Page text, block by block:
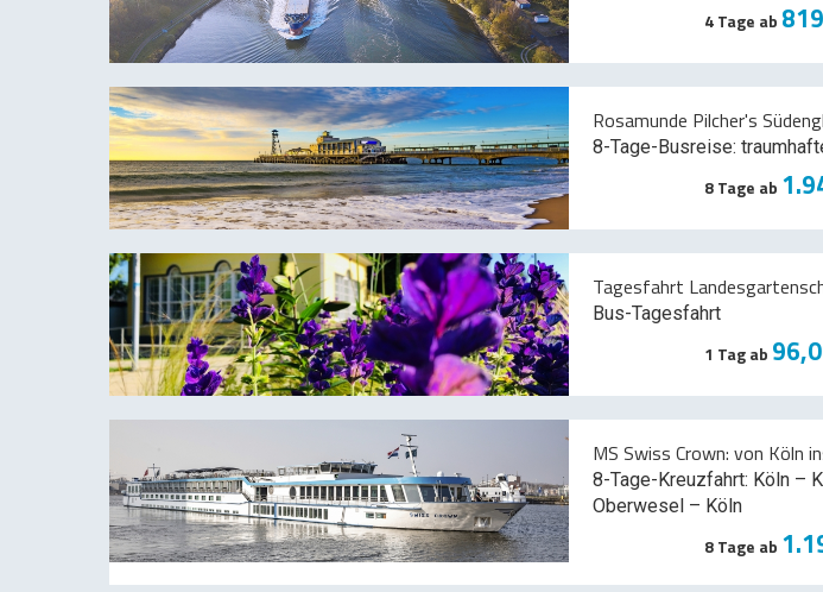
4 Tage ab
Rosamunde Pilcher's
8-Tage-Busreise:
8 Tage ab
Tagesfahrt
Bus-Tagesfahrt
1 Tag ab
MS Swiss Crown: von Köln
8-Tage-Kreuzfahrt: Köln –
Oberwesel – Köln
8 Tage ab